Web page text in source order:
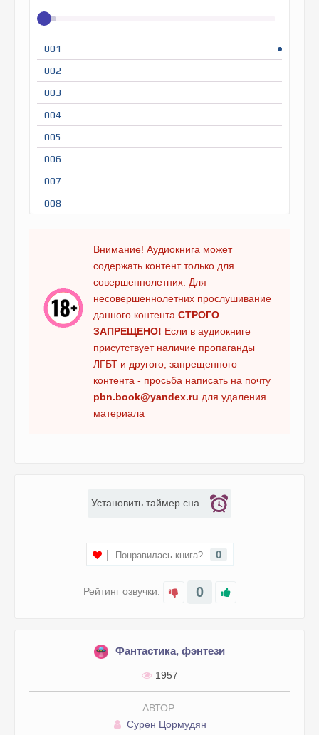
001
002
003
004
005
006
007
008
012
013
Внимание! Аудиокнига может
содержать контент только для
совершеннолетних. Для
несовершеннолетних прослушивание
данного контента СТРОГО
ЗАПРЕЩЕНО! Если в аудиокниге
присутствует наличие пропаганды
ЛГБТ и другого, запрещенного
контента - просьба написать на почту
pbn.book@yandex.ru для удаления
материала
Рейтинг озвучки: 0
Понравилась книга? 0
Установить таймер сна
Фантастика, фэнтези
1957
АВТОР:
Сурен Цормудян